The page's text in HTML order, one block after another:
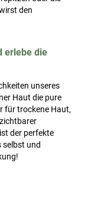
den
erlebe die
unseres
Haut die pure
für trockene Haut,
der perfekte
selbst und